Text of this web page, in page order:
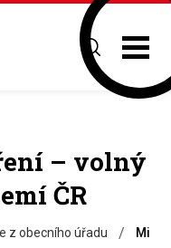
– volný
ČR
z obecního úřadu /